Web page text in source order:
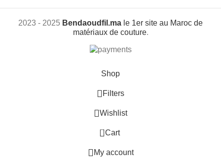
2023 - 2025 Bendaoudfil.ma le 1er site au Maroc de
matériaux de couture.
Shop
Filters
Wishlist
0 Cart
My account